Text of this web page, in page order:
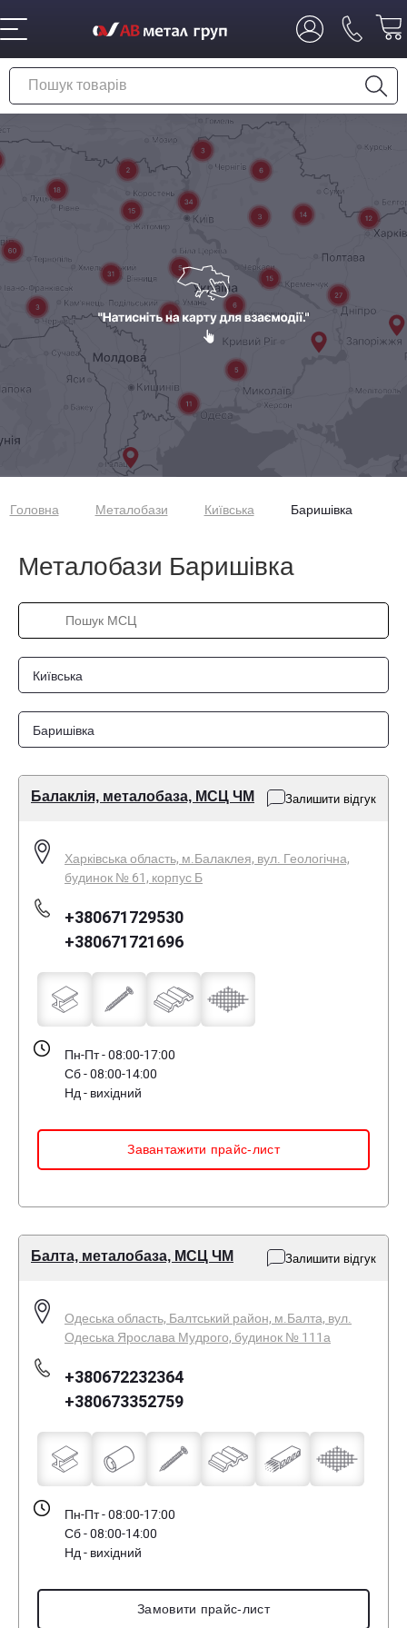
Головна Металобази Київська Баришівка
Металобази Баришівка
Київська
Баришівка
Балаклія, металобаза, МСЦ ЧМ Залишити відгук
Харківська область, м.Балаклея, вул. Геологічна,
будинок № 61, корпус Б
+380671729530
+380671721696
Пн-Пт - 08:00-17:00
Сб - 08:00-14:00
Нд - вихідний
Завантажити прайс-лист
Балта, металобаза, МСЦ ЧМ Залишити відгук
Одеська область, Балтський район, м.Балта, вул.
Одеська Ярослава Мудрого, будинок № 111а
+380672232364
+380673352759
Пн-Пт - 08:00-17:00
Сб - 08:00-14:00
Нд - вихідний
Замовити прайс-лист